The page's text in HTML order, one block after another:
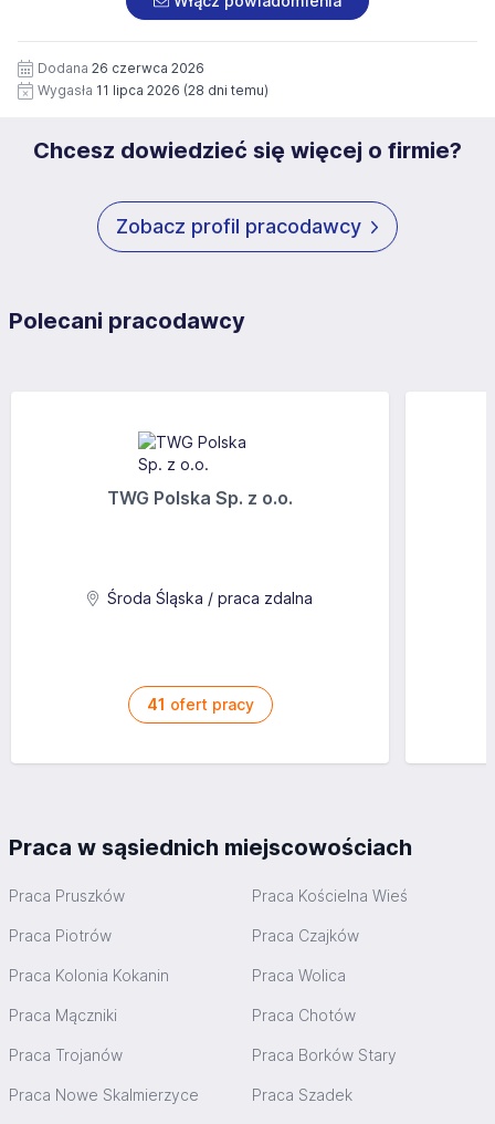
siedziby administratora.
https://www.workprofit.pl/klauzula-informacyjna.html
wizerunku), na potrzeby przyszłych rekrutacji przez okres
12 miesięcy. Zgoda jest dobrowolna i może być w każdym
czasie wycofana.
Dodana 26 czerwca 2026
Wygasła 11 lipca 2026 (28 dni temu)
Chcesz dowiedzieć się więcej o firmie?
Zobacz profil pracodawcy
Polecani pracodawcy
TWG Polska Sp. z o.o.
Środa Śląska / praca zdalna
41 ofert pracy
Praca w sąsiednich miejscowościach
Praca Pruszków Praca Kościelna Wieś
Praca Piotrów Praca Czajków
Praca Kolonia Kokanin Praca Wolica
Praca Mączniki Praca Chotów
Praca Trojanów Praca Borków Stary
Praca Nowe Skalmierzyce Praca Szadek